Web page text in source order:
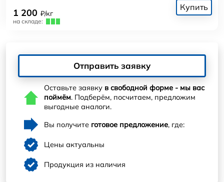
1 200 ₽/кг
на складе:
Купить
Отправить заявку
Оставьте заявку в свободной форме - мы вас
поймём. Подберём, посчитаем, предложим
выгодные аналоги.
Вы получите готовое предложение, где:
Цены актуальны
Продукция из наличия